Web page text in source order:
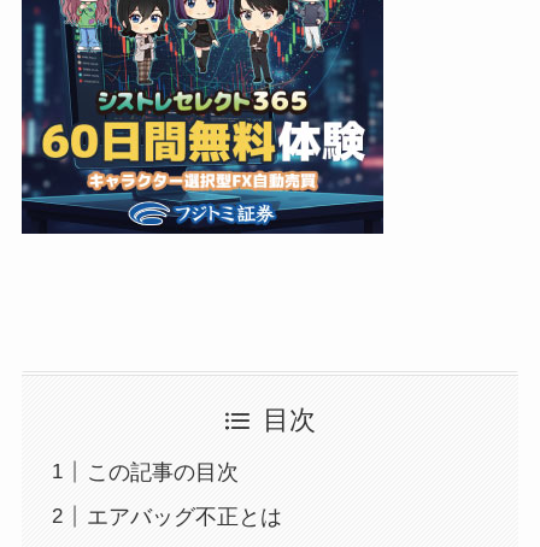
目次
この記事の目次
エアバッグ不正とは